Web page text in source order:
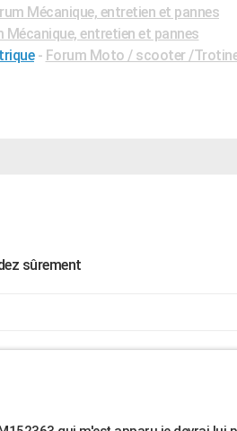
Mécanique, entretien et pannes
Mécanique, entretien et pannes
- Forum Moto / scooter /
sûrement